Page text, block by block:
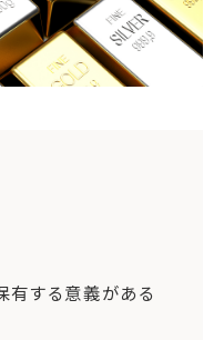
有する意義がある